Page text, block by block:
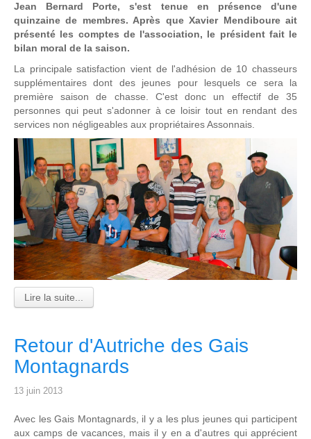
Jean Bernard Porte, s'est tenue en présence d'une
quinzaine de membres. Après que Xavier Mendiboure ait
présenté les comptes de l'association, le président fait le
bilan moral de la saison.
La principale satisfaction vient de l'adhésion de 10 chasseurs
supplémentaires dont des jeunes pour lesquels ce sera la
première saison de chasse. C'est donc un effectif de 35
personnes qui peut s'adonner à ce loisir tout en rendant des
services non négligeables aux propriétaires Assonnais.
Lire la suite...
Retour d'Autriche des Gais
Montagnards
13 juin 2013
Avec les Gais Montagnards, il y a les plus jeunes qui participent
aux camps de vacances, mais il y en a d'autres qui apprécient